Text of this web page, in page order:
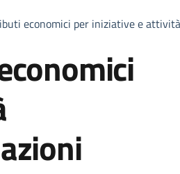
economici per iniziative e